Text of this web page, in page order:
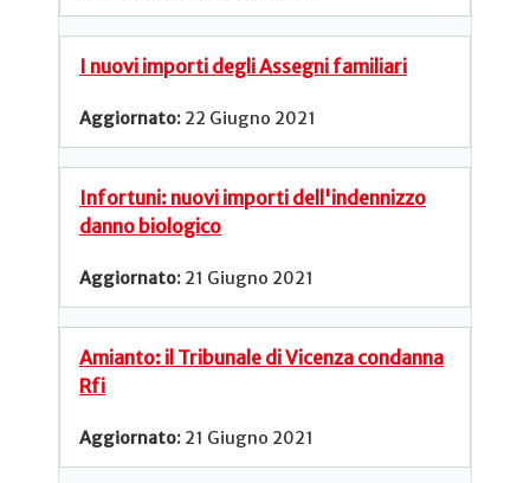
I nuovi importi degli Assegni familiari
22 Giugno 2021
Infortuni: nuovi importi dell'indennizzo
danno biologico
21 Giugno 2021
Amianto: il Tribunale di Vicenza condanna
Rfi
21 Giugno 2021